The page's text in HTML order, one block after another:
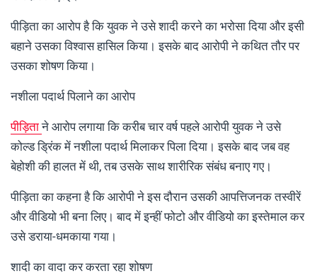
पीड़िता का आरोप है कि युवक ने उसे शादी करने का भरोसा दिया और इसी
बहाने उसका विश्वास हासिल किया। इसके बाद आरोपी ने कथित तौर पर
उसका शोषण किया।
नशीला पदार्थ पिलाने का आरोप
पीड़िताने आरोप लगाया कि करीब चार वर्ष पहले आरोपी युवक ने उसे
कोल्ड ड्रिंक में नशीला पदार्थ मिलाकर पिला दिया। इसके बाद जब वह
बेहोशी की हालत में थी, तब उसके साथ शारीरिक संबंध बनाए गए।
पीड़िता का कहना है कि आरोपी ने इस दौरान उसकी आपत्तिजनक तस्वीरें
और वीडियो भी बना लिए। बाद में इन्हीं फोटो और वीडियो का इस्तेमाल कर
उसे डराया-धमकाया गया।
शादी का वादा कर करता रहा शोषण